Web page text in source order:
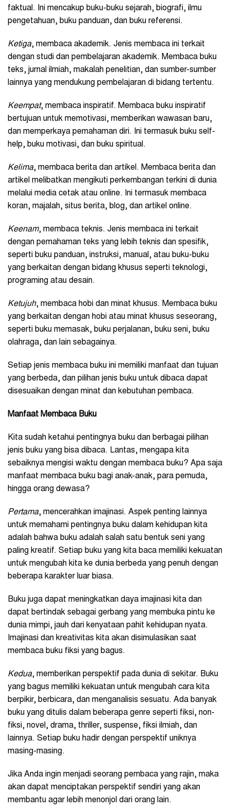
faktual. Ini mencakup buku-buku sejarah, biografi, ilmu
pengetahuan, buku panduan, dan buku referensi.
Ketiga, membaca akademik. Jenis membaca ini terkait
dengan studi dan pembelajaran akademik. Membaca buku
teks, jurnal ilmiah, makalah penelitian, dan sumber-sumber
lainnya yang mendukung pembelajaran di bidang tertentu.
Keempat, membaca inspiratif. Membaca buku inspiratif
bertujuan untuk memotivasi, memberikan wawasan baru,
dan memperkaya pemahaman diri. Ini termasuk buku self-
help, buku motivasi, dan buku spiritual.
Kelima, membaca berita dan artikel. Membaca berita dan
artikel melibatkan mengikuti perkembangan terkini di dunia
melalui media cetak atau online. Ini termasuk membaca
koran, majalah, situs berita, blog, dan artikel online.
Keenam, membaca teknis. Jenis membaca ini terkait
dengan pemahaman teks yang lebih teknis dan spesifik,
seperti buku panduan, instruksi, manual, atau buku-buku
yang berkaitan dengan bidang khusus seperti teknologi,
programing atau desain.
Ketujuh, membaca hobi dan minat khusus. Membaca buku
yang berkaitan dengan hobi atau minat khusus seseorang,
seperti buku memasak, buku perjalanan, buku seni, buku
olahraga, dan lain sebagainya.
Setiap jenis membaca buku ini memiliki manfaat dan tujuan
yang berbeda, dan pilihan jenis buku untuk dibaca dapat
disesuaikan dengan minat dan kebutuhan pembaca.
Manfaat Membaca Buku
Kita sudah ketahui pentingnya buku dan berbagai pilihan
jenis buku yang bisa dibaca. Lantas, mengapa kita
sebaiknya mengisi waktu dengan membaca buku? Apa saja
manfaat membaca buku bagi anak-anak, para pemuda,
hingga orang dewasa?
Pertama, mencerahkan imajinasi. Aspek penting lainnya
untuk memahami pentingnya buku dalam kehidupan kita
adalah bahwa buku adalah salah satu bentuk seni yang
paling kreatif. Setiap buku yang kita baca memiliki kekuatan
untuk mengubah kita ke dunia berbeda yang penuh dengan
beberapa karakter luar biasa.
Buku juga dapat meningkatkan daya imajinasi kita dan
dapat bertindak sebagai gerbang yang membuka pintu ke
dunia mimpi, jauh dari kenyataan pahit kehidupan nyata.
Imajinasi dan kreativitas kita akan disimulasikan saat
membaca buku fiksi yang bagus.
Kedua, memberikan perspektif pada dunia di sekitar. Buku
yang bagus memiliki kekuatan untuk mengubah cara kita
berpikir, berbicara, dan menganalisis sesuatu. Ada banyak
buku yang ditulis dalam beberapa genre seperti fiksi, non-
fiksi, novel, drama, thriller, suspense, fiksi ilmiah, dan
lainnya. Setiap buku hadir dengan perspektif uniknya
masing-masing.
Jika Anda ingin menjadi seorang pembaca yang rajin, maka
akan dapat menciptakan perspektif sendiri yang akan
membantu agar lebih menonjol dari orang lain.